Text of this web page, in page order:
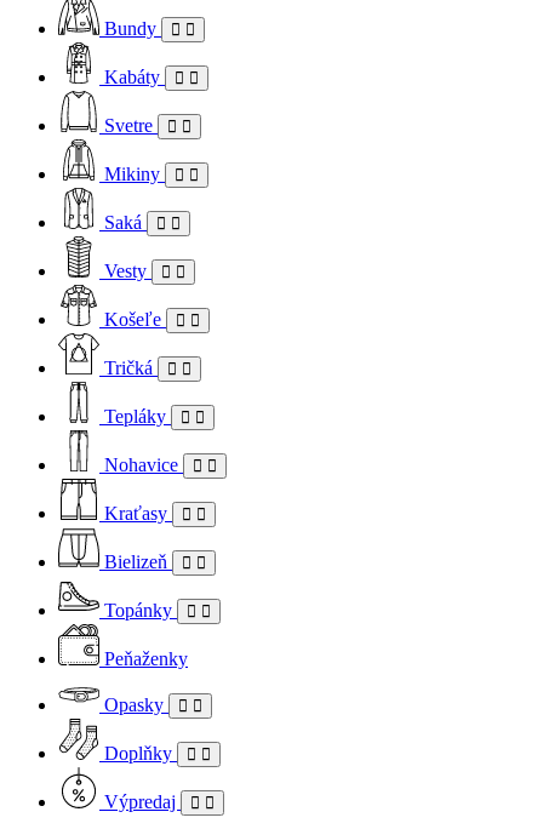
Bundy
Kabáty
Svetre
Mikiny
Saká
Vesty
Košeľe
Tričká
Tepláky
Nohavice
Kraťasy
Bielizeň
Topánky
Peňaženky
Opasky
Doplňky
Výpredaj